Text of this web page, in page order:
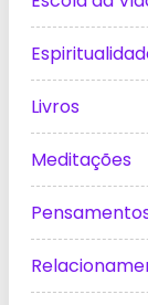
Livros
Meditações